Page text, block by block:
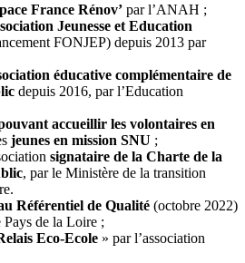
France Rénov’ par l’ANAH ;
Jeunesse et Education
FONJEP) depuis 2013 par
éducative complémentaire de
depuis 2016, par l’Education
accueillir les volontaires en
jeunes en mission SNU ;
signataire de la Charte de la
, par le Ministère de la transition
Référentiel de Qualité (octobre 2022)
Pays de la Loire ;
Eco-Ecole » par l’association